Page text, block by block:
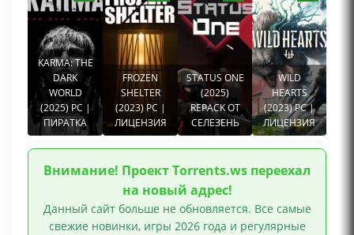
KARMA: THE
DARK
WORLD
(2025) PC |
ПИРАТКА
FROZEN
SHELTER
(2023) PC |
ЛИЦЕНЗИЯ
STATUS ONE
(2025)
REPACK ОТ
СЕЛЕЗЕНЬ
WILD
HEARTS
(2023) PC |
ЛИЦЕНЗИЯ
Внимание! Проект Torrents.ws переехал
на новый адрес!
Данный сайт больше не обновляется. Все самые
свежие новинки, игры 2026 года и регулярные